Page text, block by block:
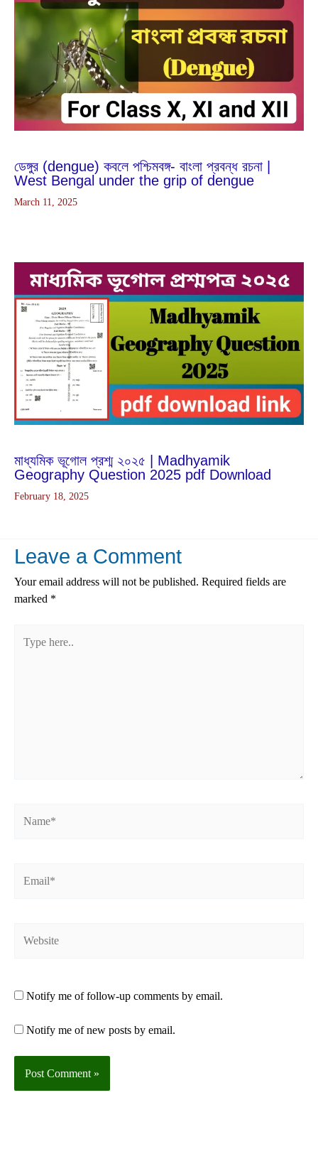
ডেঙ্গুর (dengue) কবলে পশ্চিমবঙ্গ- বাংলা প্রবন্ধ রচনা |
West Bengal under the grip of dengue
March 11, 2025
মাধ্যমিক ভূগোল প্রশ্ম ২০২৫ | Madhyamik
Geography Question 2025 pdf Download
February 18, 2025
Leave a Comment
Your email address will not be published. Required fields are
marked *
here..
Notify me of follow-up comments by email.
Notify me of new posts by email.